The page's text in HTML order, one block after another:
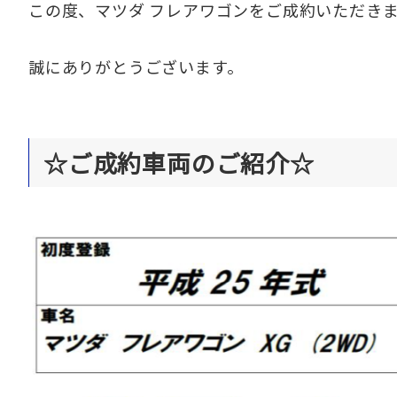
この度、マツダ フレアワゴンをご成約いただき
誠にありがとうございます。
☆ご成約車両のご紹介☆